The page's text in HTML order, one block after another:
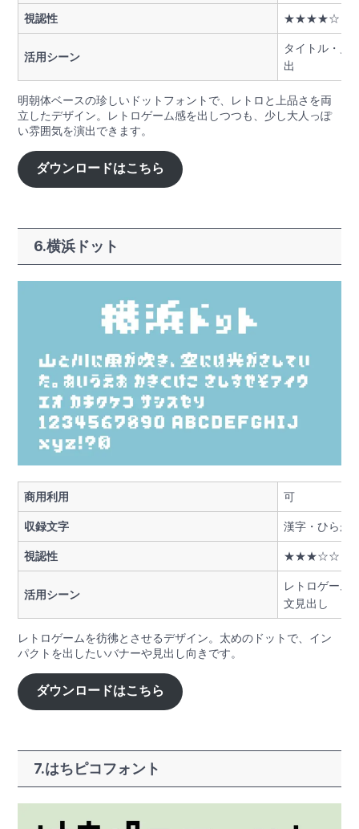
視認性 ★★★★☆
活用シーン
タイトル・見
出
明朝体ベースの珍しいドットフォントで、レトロと上品さを両
立したデザイン。レトロゲーム感を出しつつも、少し大人っぽ
い雰囲気を演出できます。
ダウンロードはこちら
6.横浜ドット
商用利用 可
収録文字 漢字・ひらが
視認性 ★★★☆☆
活用シーン
レトロゲーム
文見出し
レトロゲームを彷彿とさせるデザイン。太めのドットで、イン
パクトを出したいバナーや見出し向きです。
ダウンロードはこちら
7.はちピコフォント